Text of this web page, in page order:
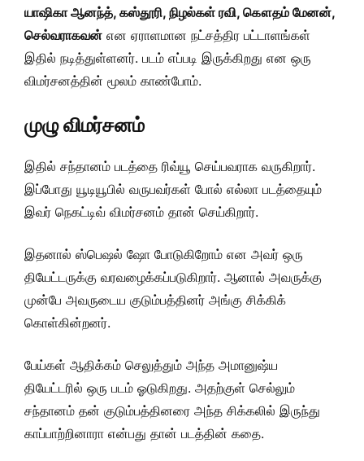
யாஷிகா ஆனந்த், கஸ்தூரி, நிழல்கள் ரவி, கௌதம் மேனன்,
செல்வராகவன் என ஏராளமான நட்சத்திர பட்டாளங்கள்
இதில் நடித்துள்ளனர். படம் எப்படி இருக்கிறது என ஒரு
விமர்சனத்தின் மூலம் காண்போம்.
முழு விமர்சனம்
இதில் சந்தானம் படத்தை ரிவ்யூ செய்பவராக வருகிறார்.
இப்போது யூடியூபில் வருபவர்கள் போல் எல்லா படத்தையும்
இவர் நெகட்டிவ் விமர்சனம் தான் செய்கிறார்.
இதனால் ஸ்பெஷல் ஷோ போடுகிறோம் என அவர் ஒரு
தியேட்டருக்கு வரவழைக்கப்படுகிறார். ஆனால் அவருக்கு
முன்பே அவருடைய குடும்பத்தினர் அங்கு சிக்கிக்
கொள்கின்றனர்.
பேய்கள் ஆதிக்கம் செலுத்தும் அந்த அமானுஷ்ய
தியேட்டரில் ஒரு படம் ஓடுகிறது. அதற்குள் செல்லும்
சந்தானம் தன் குடும்பத்தினரை அந்த சிக்கலில் இருந்து
காப்பாற்றினாரா என்பது தான் படத்தின் கதை.